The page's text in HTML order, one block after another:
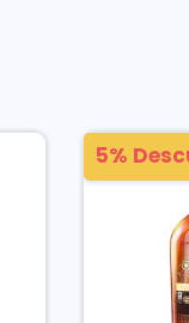
5%